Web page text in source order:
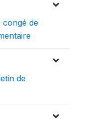
congé de
de